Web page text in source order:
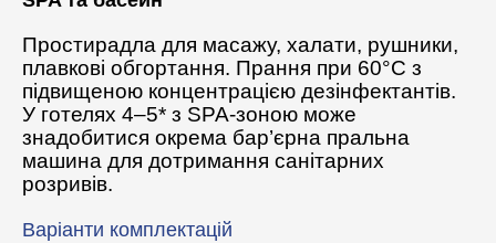
Простирадла для масажу, халати, рушники,
плавкові обгортання. Прання при 60°C з
підвищеною концентрацією дезінфектантів.
У готелях 4–5* з SPA-зоною може
знадобитися окрема бар’єрна пральна
машина для дотримання санітарних
розривів.
Варіанти комплектацій